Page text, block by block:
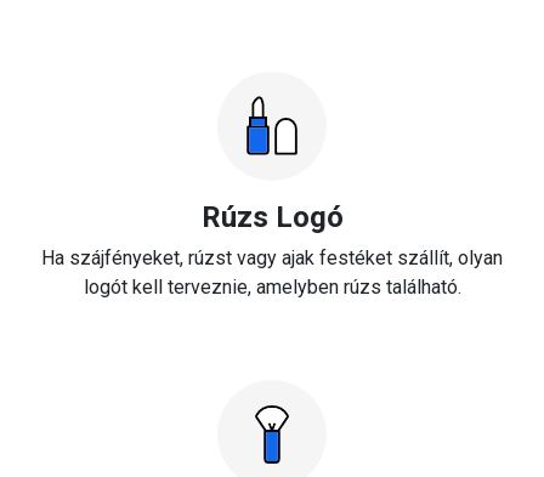
Rúzs Logó
Ha szájfényeket, rúzst vagy ajak festéket szállít, olyan
logót kell terveznie, amelyben rúzs található.